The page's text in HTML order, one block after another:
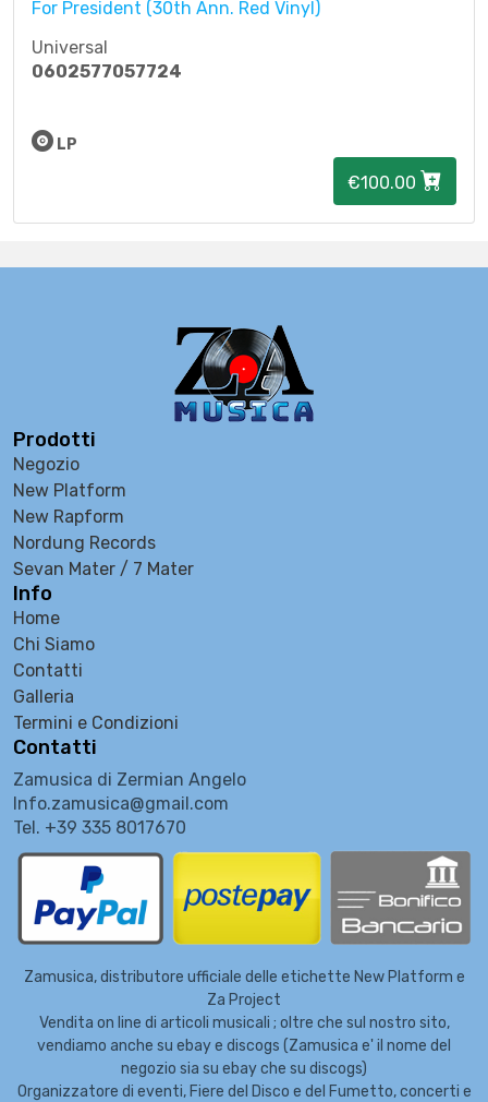
For President (30th Ann. Red Vinyl)
Universal
0602577057724
LP
€100.00
Prodotti
Negozio
New Platform
New Rapform
Nordung Records
Sevan Mater / 7 Mater
Info
Home
Chi Siamo
Contatti
Galleria
Termini e Condizioni
Contatti
Zamusica di Zermian Angelo
Info.zamusica@gmail.com
Tel. +39 335 8017670
Zamusica, distributore ufficiale delle etichette New Platform e
Za Project
Vendita on line di articoli musicali ; oltre che sul nostro sito,
vendiamo anche su ebay e discogs (Zamusica e' il nome del
negozio sia su ebay che su discogs)
Organizzatore di eventi, Fiere del Disco e del Fumetto, concerti e